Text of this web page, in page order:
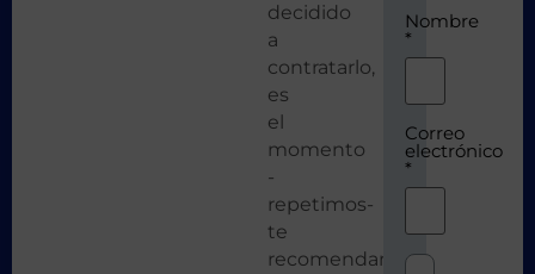
decidido
a
contratarlo,
es
el
momento
-
repetimos-
te
recomendamos
Nombre
*
Correo
electrónico
*